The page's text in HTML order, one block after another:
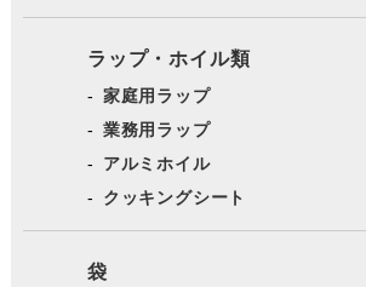
ラップ・ホイル類
家庭用ラップ
業務用ラップ
アルミホイル
クッキングシート
袋